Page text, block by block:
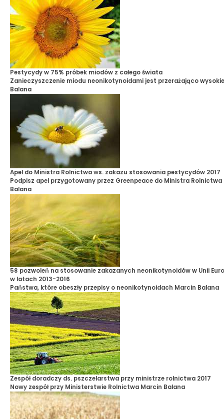
Pestycydy w 75% próbek miodów z całego świata
Zanieczyszczenie miodu neonikotynoidami jest przerażająco
Balana
Apel do Ministra Rolnictwa ws. zakazu stosowania pestycydów 2017
Podpisz apel przygotowany przez Greenpeace do Ministra Rolnictwa
Balana
58 pozwoleń na stosowanie zakazanych neonikotynoidów w Unii
w latach 2013-2016
Państwa, które obeszły przepisy o neonikotynoidach Marcin Balana
Zespół doradczy ds. pszczelarstwa przy ministrze rolnictwa 2017
Nowy zespół przy Ministerstwie Rolnictwa Marcin Balana